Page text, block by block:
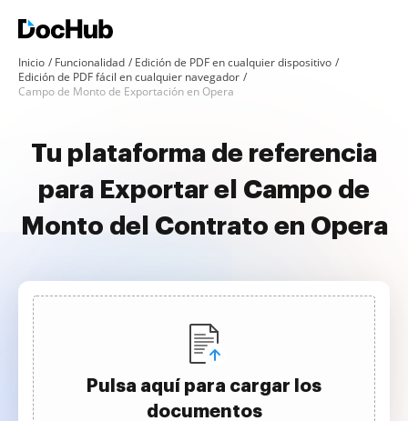
Inicio Funcionalidad
Edición de PDF en cualquier dispositivo
Edición de PDF fácil en cualquier navegador
Campo de Monto de Exportación en Opera
Tu plataforma de referencia
para Exportar el Campo de
Monto del Contrato en Opera
Pulsa aquí para cargar los
documentos